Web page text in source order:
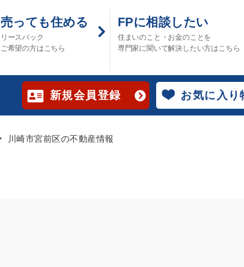
売っても住める
リースバック
ご希望の方はこちら
FPに相談したい
住まいのこと・お金のことを
専門家に聞いて解決したい方はこちら
新規会員登録 お気に入り
川崎市宮前区の不動産情報